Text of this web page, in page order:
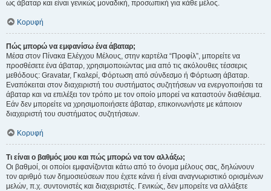
ως άβαταρ και είναι γενικώς μοναδική, προσωπική για κάθε μέλος.
Κορυφή
Πώς μπορώ να εμφανίσω ένα άβαταρ;
Μέσα στον Πίνακα Ελέγχου Μέλους, στην καρτέλα “Προφίλ”, μπορείτε να
προσθέσετε ένα άβαταρ, χρησιμοποιώντας μια από τις ακόλουθες τέσσερις
μεθόδους: Gravatar, Γκαλερί, Φόρτωση από σύνδεσμο ή Φόρτωση άβαταρ.
Εναπόκειται στον διαχειριστή του συστήματος συζητήσεων να ενεργοποιήσει τα
άβαταρ και να επιλέξει τον τρόπο με τον οποίο μπορεί να καταστούν διαθέσιμα.
Εάν δεν μπορείτε να χρησιμοποιήσετε άβαταρ, επικοινωνήστε με κάποιον
διαχειριστή του συστήματος συζητήσεων.
Κορυφή
Τι είναι ο βαθμός μου και πώς μπορώ να τον αλλάξω;
Οι βαθμοί, οι οποίοι εμφανίζονται κάτω από το όνομα μέλους σας, δηλώνουν
τον αριθμό των δημοσιεύσεων που έχετε κάνει ή είναι αναγνωριστικό ορισμένων
μελών, π.χ. συντονιστές και διαχειριστές. Γενικώς, δεν μπορείτε να αλλάξετε